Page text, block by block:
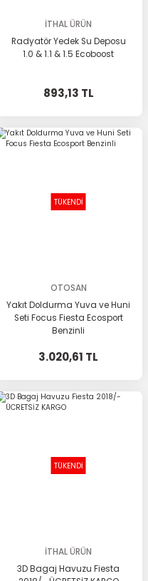
İTHAL ÜRÜN
Radyatör Yedek Su Deposu
1.0 & 1.1 & 1.5 Ecoboost
893,13 TL
TÜKENDİ
OTOSAN
Yakıt Doldurma Yuva ve Huni
Seti Focus Fiesta Ecosport
Benzinli
3.020,61 TL
TÜKENDİ
İTHAL ÜRÜN
3D Bagaj Havuzu Fiesta